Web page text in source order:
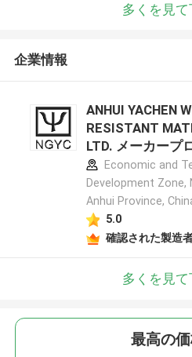
多くを見
企業情報
ANHUI YACHEN
RESISTANT
LTD. メーカープ
Economic and
Development Zone,
Anhui Province,
5.0
確認された製造
多くを見
最高の